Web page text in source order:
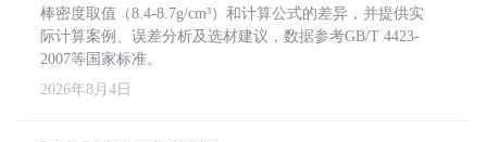
棒密度取值（8.4-8.7g/cm³）和计算公式的差异，并提供实
际计算案例、误差分析及选材建议，数据参考GB/T 4423-
2007等国家标准。
2026年8月4日